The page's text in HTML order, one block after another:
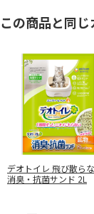
この商品と同
デオトイレ 飛び散ら
消臭・抗菌サンド 2L